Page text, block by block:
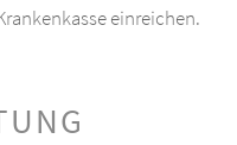
einreichen.